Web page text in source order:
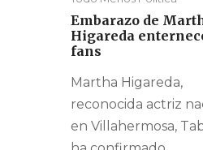
Embarazo de
Higareda
fans
Martha Higareda,
reconocida actriz
en Villahermosa,